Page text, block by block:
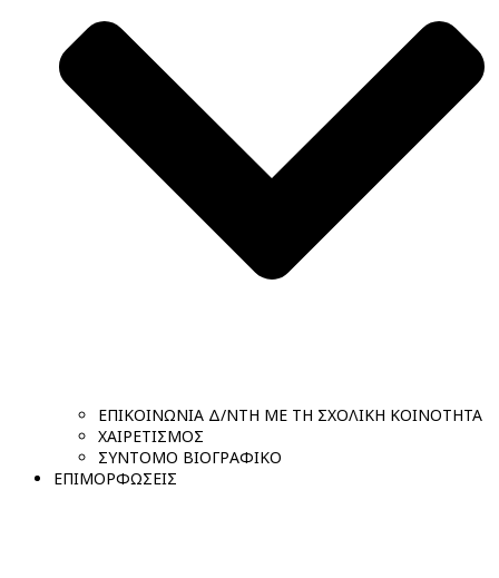
ΕΠΙΚΟΙΝΩΝΙΑ Δ/ΝΤΗ ΜΕ ΤΗ ΣΧΟΛΙΚΗ ΚΟΙΝΟΤΗΤΑ
ΧΑΙΡΕΤΙΣΜΟΣ
ΣΥΝΤΟΜΟ ΒΙΟΓΡΑΦΙΚΟ
ΕΠΙΜΟΡΦΩΣΕΙΣ